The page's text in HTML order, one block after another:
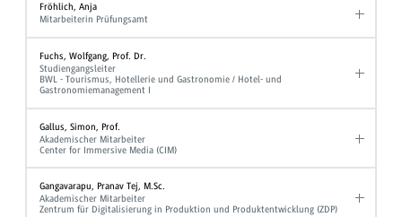
Fröhlich, Anja
Mitarbeiterin Prüfungsamt
Fuchs, Wolfgang, Prof. Dr.
Studiengangsleiter
BWL - Tourismus, Hotellerie und Gastronomie / Hotel- und
Gastronomiemanagement I
Gallus, Simon, Prof.
Akademischer Mitarbeiter
Center for Immersive Media (CIM)
Gangavarapu, Pranav Tej, M.Sc.
Akademischer Mitarbeiter
Zentrum für Digitalisierung in Produktion und Produktentwicklung (ZDP)